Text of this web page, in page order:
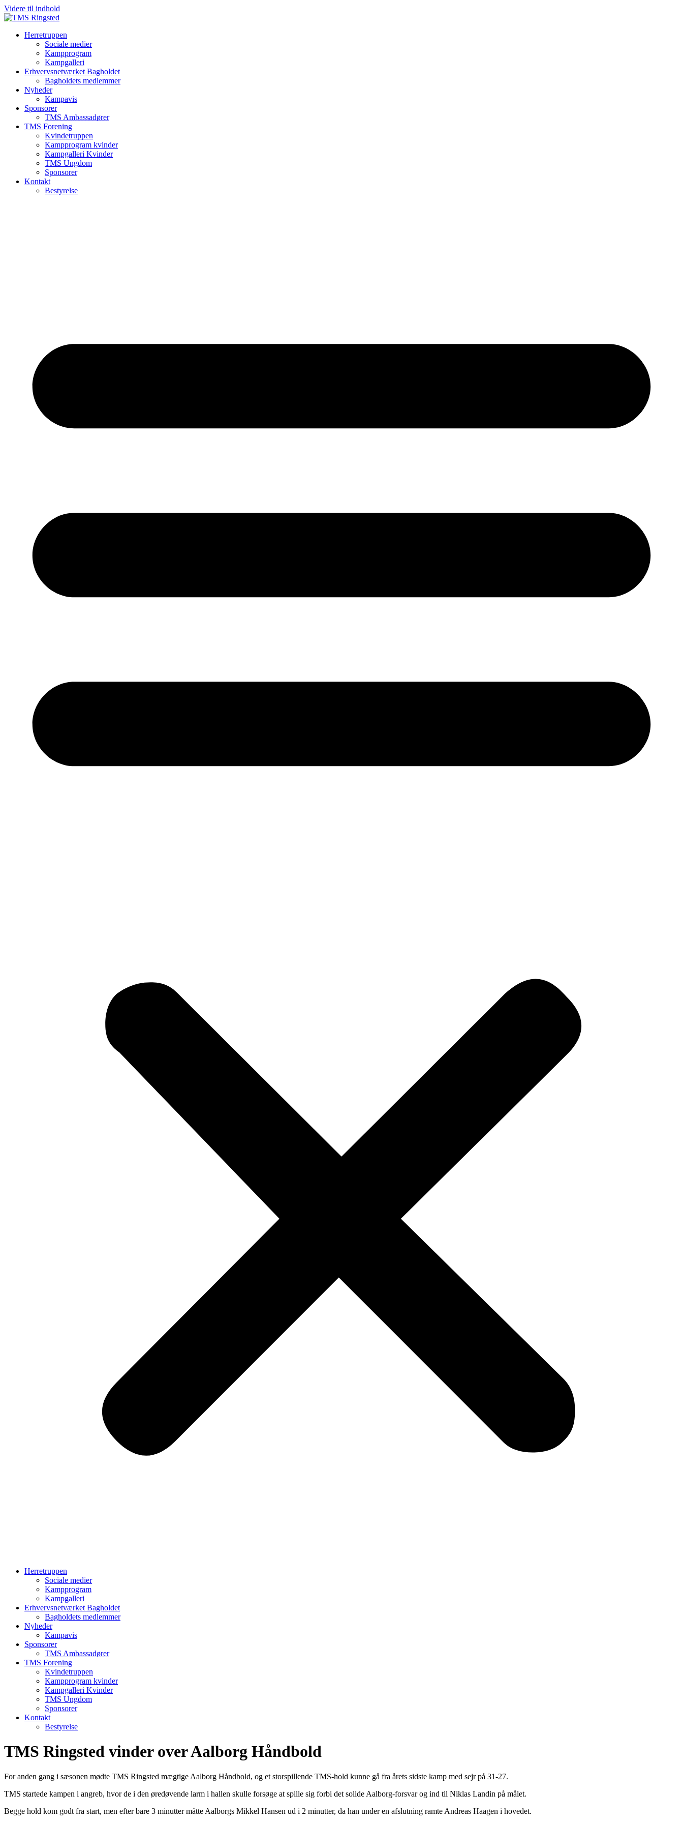
Videre til indhold
Herretruppen
Sociale medier
Kampprogram
Kampgalleri
Erhvervsnetværket Bagholdet
Bagholdets medlemmer
Nyheder
Kampavis
Sponsorer
TMS Ambassadører
TMS Forening
Kvindetruppen
Kampprogram kvinder
Kampgalleri Kvinder
TMS Ungdom
Sponsorer
Kontakt
Bestyrelse
Herretruppen
Sociale medier
Kampprogram
Kampgalleri
Erhvervsnetværket Bagholdet
Bagholdets medlemmer
Nyheder
Kampavis
Sponsorer
TMS Ambassadører
TMS Forening
Kvindetruppen
Kampprogram kvinder
Kampgalleri Kvinder
TMS Ungdom
Sponsorer
Kontakt
Bestyrelse
TMS Ringsted vinder over Aalborg Håndbold
For anden gang i sæsonen mødte TMS Ringsted mægtige Aalborg Håndbold, og et storspillende TMS-hold kunne gå fra årets sidste kamp med sejr på 31-27.
TMS startede kampen i angreb, hvor de i den øredøvende larm i hallen skulle forsøge at spille sig forbi det solide Aalborg-forsvar og ind til Niklas Landin på målet.
Begge hold kom godt fra start, men efter bare 3 minutter måtte Aalborgs Mikkel Hansen ud i 2 minutter, da han under en afslutning ramte Andreas Haagen i hovedet.